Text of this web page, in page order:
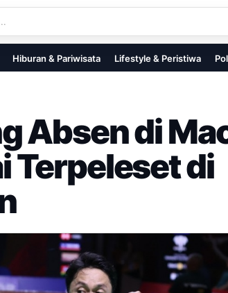
Hiburan & Pariwisata Lifestyle & Peristiwa
Absen di
Terpeleset di